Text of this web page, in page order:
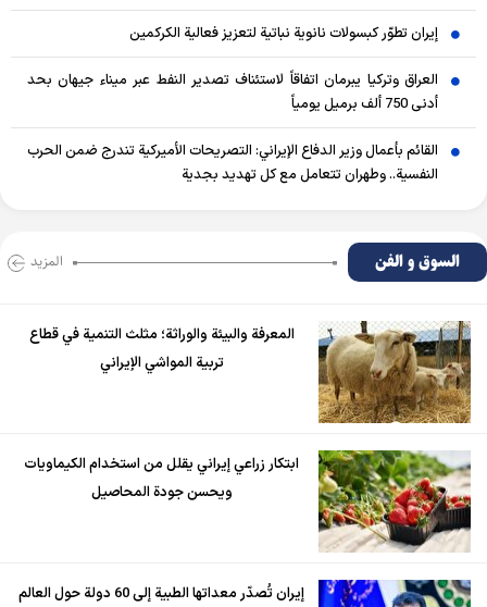
إيران تطوّر كبسولات نانوية نباتية لتعزيز فعالية الكركمين
العراق وتركيا يبرمان اتفاقاً لاستئناف تصدير النفط عبر ميناء جيهان بحد
أدنى 750 ألف برميل يومياً
القائم بأعمال وزير الدفاع الإيراني: التصريحات الأميركية تندرج ضمن الحرب
النفسية.. وطهران تتعامل مع كل تهديد بجدية
السوق و الفن المزید
المعرفة والبيئة والوراثة؛ مثلث التنمية في قطاع
تربية المواشي الإيراني
ابتكار زراعي إيراني يقلل من استخدام الكيماويات
ويحسن جودة المحاصيل
إيران تُصدّر معداتها الطبية إلى 60 دولة حول العالم